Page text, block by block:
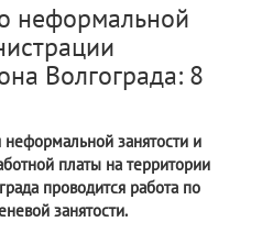
неформальной
Волгограда: 8
занятости и
платы на территории
проводится работа по
занятости.